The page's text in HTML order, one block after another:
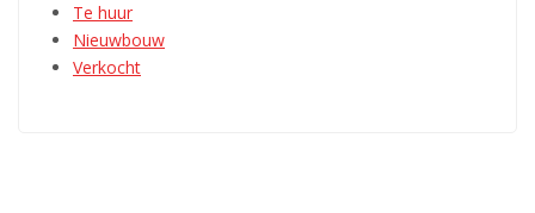
Te huur
Nieuwbouw
Verkocht